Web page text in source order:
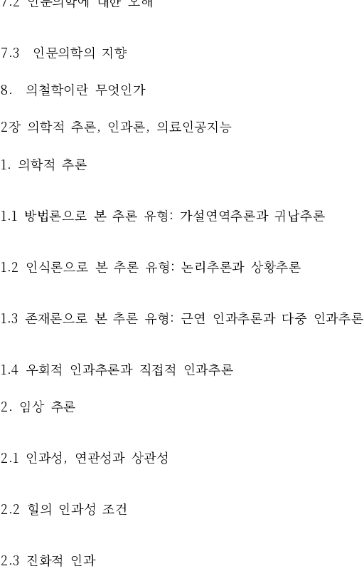
7.3  인문의학의 지향
8.  의철학이란 무엇인가
2장 의학적 추론, 인과론, 의료인공지능
1. 의학적 추론
1.1 방법론으로 본 추론 유형: 가설연역추론과 귀납추론
1.2 인식론으로 본 추론 유형: 논리추론과 상황추론
1.3 존재론으로 본 추론 유형: 근연 인과추론과 다중 인과추론
1.4 우회적 인과추론과 직접적 인과추론
2. 임상 추론
2.1 인과성, 연관성과 상관성
2.2 힐의 인과성 조건
2.3 진화적 인과